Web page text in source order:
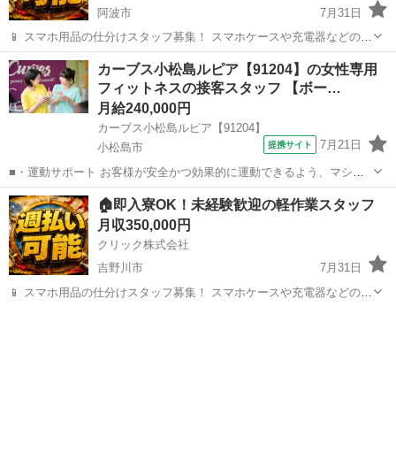
阿波市
7月31日
📱 スマホ用品の仕分けスタッフ募集！ スマホケースや充電器などの仕
分け・検品を行うシンプルなお仕事です♪
━━━━━━━━━━━━━━━━ 📲 ご応募はこちら（24時間受付
中） https://lin.ee/...
徳島 阿波市 工場
カーブス小松島ルピア【91204】の女性専用
フィットネスの接客スタッフ 【ボー…
月給240,000円
カーブス小松島ルピア【91204】
小松島市
提携サイト 7月21日
■・運動サポート お客様が安全かつ効果的に運動できるよう、マシン
の使い方をアドバイスします。運動が初めての方や苦手な方がほとん
どなので、難しい指導はありません。「今日はこの動きを意識しまし
ょう！」といったお声がけをしながら、...
徳島 小松島市 その他
🏠即入寮OK！未経験歓迎の軽作業スタッフ
月収350,000円
クリック株式会社
吉野川市
7月31日
📱 スマホ用品の仕分けスタッフ募集！ スマホケースや充電器などの仕